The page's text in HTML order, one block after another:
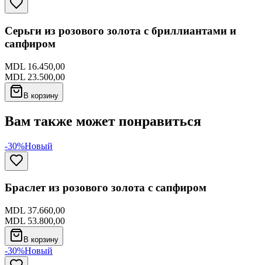
Серьги из розового золота с бриллиантами и
сапфиром
MDL 16.450,00
MDL 23.500,00
В корзину
Вам также может понравиться
-30%Новый
Браслет из розового золота с сапфиром
MDL 37.660,00
MDL 53.800,00
В корзину
-30%Новый